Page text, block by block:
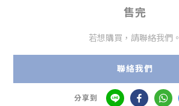
售完
若想購買，請聯絡我們。
聯絡我們
分享到